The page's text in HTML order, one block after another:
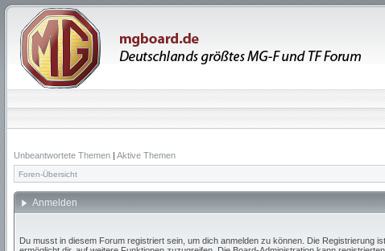
Unbeantwortete Themen | Aktive Themen
Foren-Übersicht
Anmelden
Du musst in diesem Forum registriert sein, um dich anmelden zu können. Die Registrierung